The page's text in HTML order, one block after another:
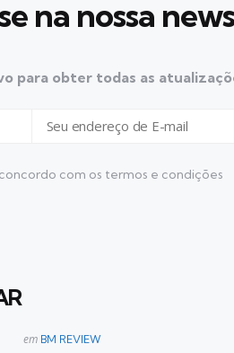
na nossa
para obter todas as
com os termos e condições
Postado
em BM REVIEW